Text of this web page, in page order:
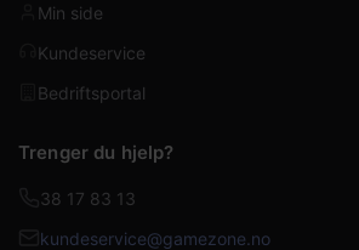
Min side
Kundeservice
Bedriftsportal
Trenger du hjelp?
38 17 83 13
kundeservice@gamezone.no